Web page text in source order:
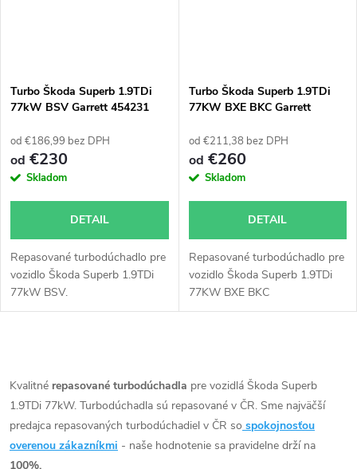
Turbo Škoda Superb 1.9TDi
77kW BSV Garrett 454231
od €186,99 bez DPH
od €230
Skladom
DETAIL
Repasované turbodúchadlo pre
vozidlo Škoda Superb 1.9TDi
77kW BSV.
Turbo Škoda Superb 1.9TDi
77KW BXE BKC Garrett
od €211,38 bez DPH
od €260
Skladom
DETAIL
Repasované turbodúchadlo pre
vozidlo Škoda Superb 1.9TDi
77KW BXE BKC
v
l
á
Kvalitné repasované turbodúchadla pre vozidlá Škoda Superb
1.9TDi 77kW. Turbodúchadla sú repasované v ČR. Sme najväčší
predajca repasovaných turbodúchadiel v ČR so spokojnosťou
overenou zákazníkmi - naše hodnotenie sa pravidelne drží na
100%.